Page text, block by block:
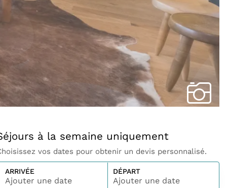
à la semaine uniquement
vos dates pour obtenir un devis personnalisé.
ARRIVÉE
Ajouter une date
DÉPART
Ajouter une date